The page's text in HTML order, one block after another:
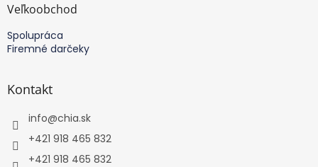
Veľkoobchod
Spolupráca
Firemné darčeky
Kontakt
info@chia.sk
+421 918 465 832
+421 918 465 832